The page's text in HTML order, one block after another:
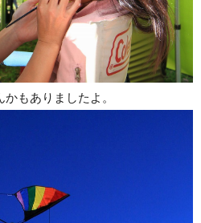
もありましたよ。